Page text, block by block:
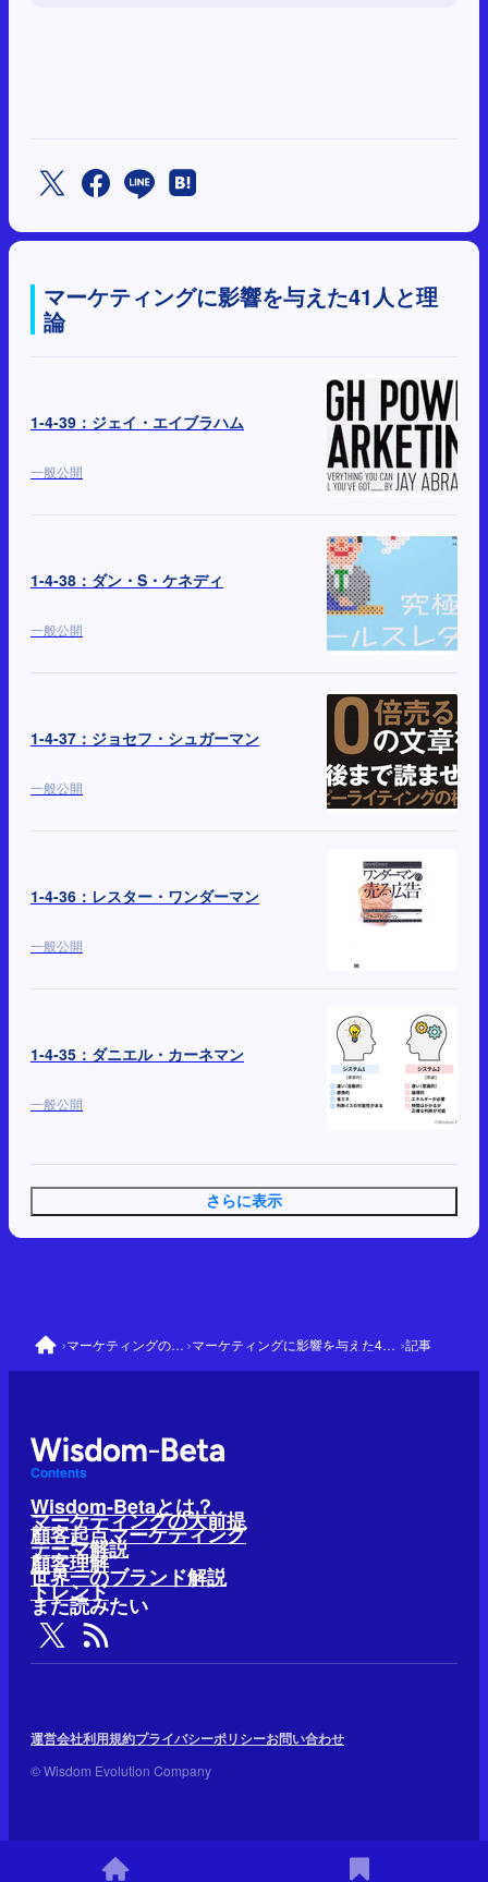
マーケティングに影響を与えた41人と理
論
1-4-39：ジェイ・エイブラハム
一般公開
1-4-38：ダン・S・ケネディ
一般公開
1-4-37：ジョセフ・シュガーマン
一般公開
1-4-36：レスター・ワンダーマン
一般公開
1-4-35：ダニエル・カーネマン
一般公開
さらに表示
› マーケティングの大前提 › マーケティングに影響を与えた41人と理論 ›記事
Contents
Wisdom-Betaとは？
マーケティングの大前提
顧客起点マーケティング
テーマ解説
顧客理解
世界一のブランド解説
トレンド
また読みたい
運営会社利用規約プライバシーポリシーお問い合わせ
© Wisdom Evolution Company